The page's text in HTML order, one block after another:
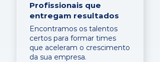
Profissionais que
entregam resultados
Encontramos os talentos
certos para formar times
que aceleram o crescimento
da sua empresa.